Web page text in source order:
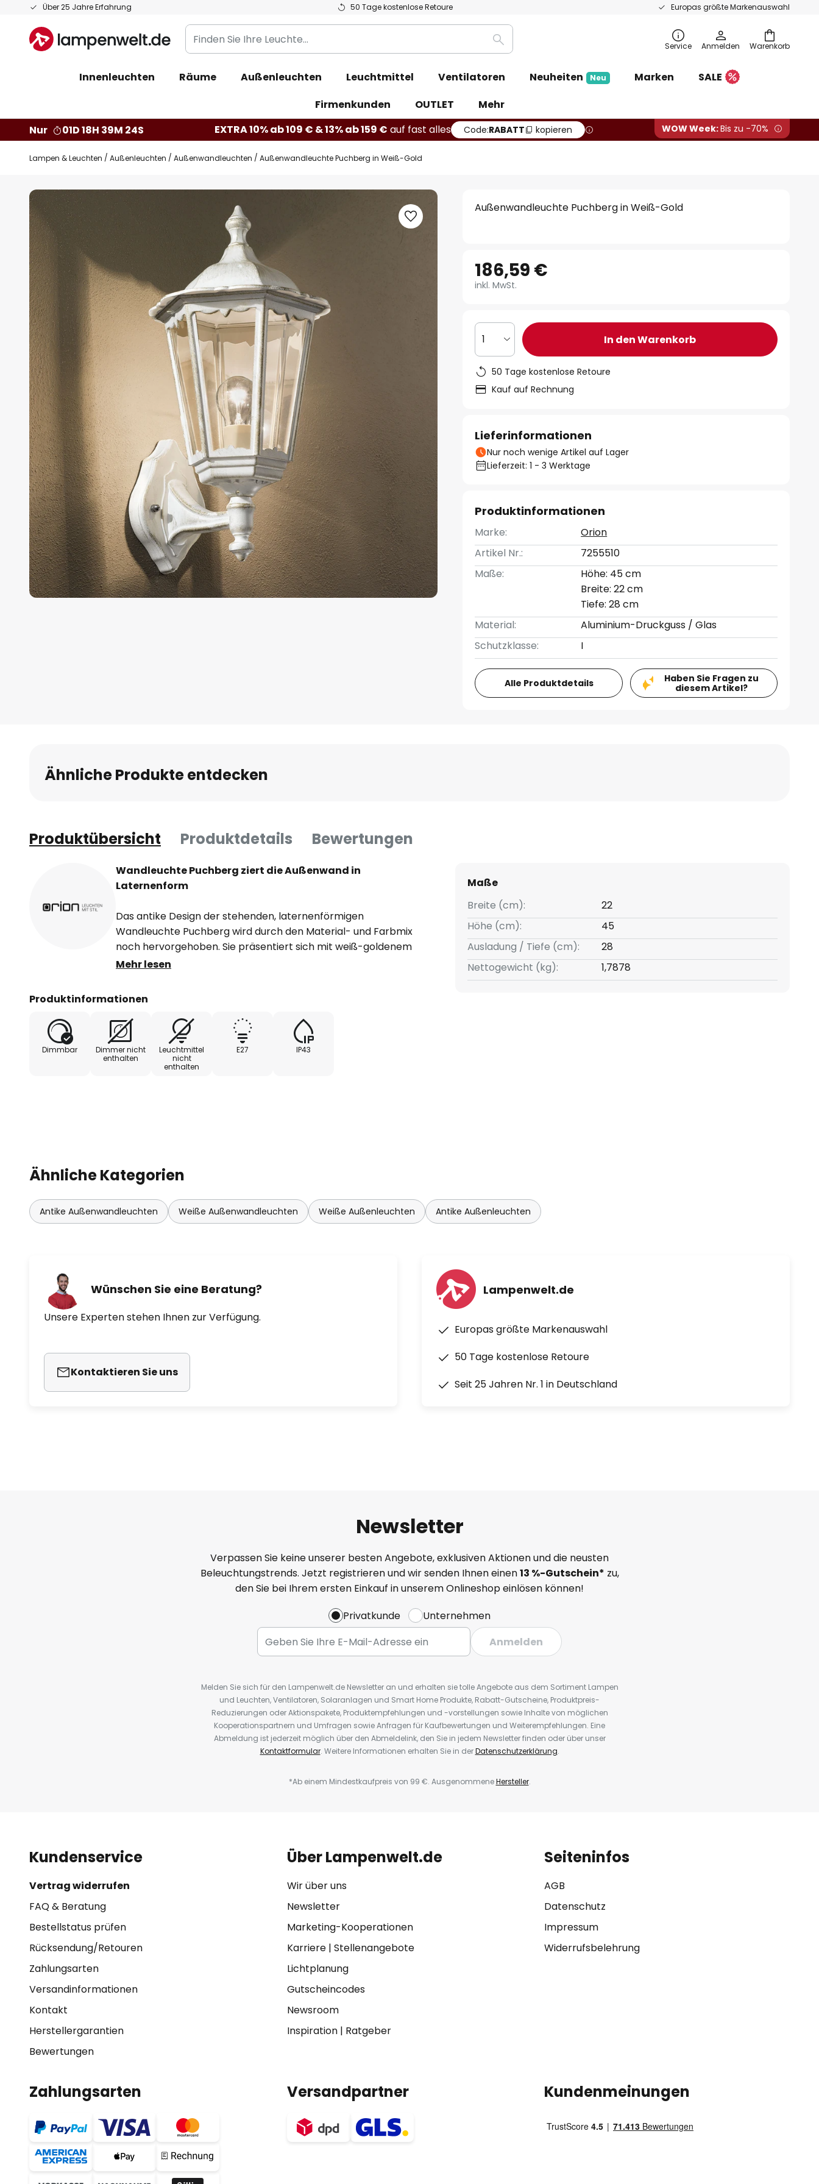
Über 25 Jahre Erfahrung 50 Tage kostenlose Retoure Europas größte Markenauswahl
Zum
springen
Warenkorb
Finden
Sie
Leuchte...
Suche Service Anmelden
Innenleuchten Räume Außenleuchten Leuchtmittel Ventilatoren Neuheiten Neu Marken
SALE
Firmenkunden
OUTLET
Mehr
Nur
01D 18H 39M 23S EXTRA 10% ab 109 € & 13% ab 159 € auf fast alles Code:RABATT kopieren WOW Week:Bis zu -70%
Lampen & Leuchten Außenleuchten Außenwandleuchten Außenwandleuchte Puchberg in Weiß-Gold
Zum
Ende
der
Bildgalerie
springen
Außenwandleuchte Puchberg in Weiß-Gold
186,59 €
inkl. MwSt.
1 In den Warenkorb
50 Tage kostenlose Retoure
Kauf auf Rechnung
Lieferinformationen
Nur noch wenige Artikel auf Lager
Lieferzeit: 1 - 3 Werktage
Produktinformationen
Marke:
Orion
Artikel Nr.:
7255510
Maße:
Höhe: 45 cm
Breite: 22 cm
Tiefe: 28 cm
Material:
Aluminium-Druckguss / Glas
Schutzklasse:
I
Alle Produktdetails
Haben Sie Fragen zu
diesem Artikel?
Ähnliche Produkte entdecken
Produktübersicht Produktdetails Bewertungen
Wandleuchte Puchberg ziert die Außenwand in
Laternenform
Das antike Design der stehenden, laternenförmigen
Wandleuchte Puchberg wird durch den Material- und Farbmix
noch hervorgehoben. Sie präsentiert sich mit weiß-goldenem
Gestell und farblich dazu passenden rauchgrauen Gläsern, die
Tagsüber setzt Puchberg ansprechende Akzente in der
im Eingangsbereich. Sowohl einzeln wie auch im Arrangement
angebracht wird diese Wandleuchte zum Blickfang.
Mehr lesen
Produktinformationen
Dimmbar
Dimmer nicht
enthalten
Leuchtmittel
nicht
enthalten
E27 IP43
Maße
Breite (cm):
22
Höhe (cm):
45
Ausladung / Tiefe (cm):
28
Nettogewicht (kg):
1,7878
Ähnliche Kategorien
Antike Außenwandleuchten Weiße Außenwandleuchten Weiße Außenleuchten Antike Außenleuchten
Wünschen Sie eine Beratung?
Unsere Experten stehen Ihnen zur Verfügung.
Kontaktieren Sie uns
Lampenwelt.de
Europas größte Markenauswahl
50 Tage kostenlose Retoure
Seit 25 Jahren Nr. 1 in Deutschland
Newsletter
Verpassen Sie keine unserer besten Angebote, exklusiven Aktionen und die neusten
Beleuchtungstrends. Jetzt registrieren und wir senden Ihnen einen13 %-Gutschein* zu,
den Sie bei Ihrem ersten Einkauf in unserem Onlineshop einlösen können!
Privatkunde
Unternehmen
Anmelden
Melden Sie sich für den Lampenwelt.de Newsletter an und erhalten sie tolle Angebote aus dem Sortiment Lampen
und Leuchten, Ventilatoren, Solaranlagen und Smart Home Produkte, Rabatt-Gutscheine, Produktpreis-
Reduzierungen oder Aktionspakete, Produktempfehlungen und -vorstellungen sowie Inhalte von möglichen
Kooperationspartnern und Umfragen sowie Anfragen für Kaufbewertungen und Weiterempfehlungen. Eine
Abmeldung ist jederzeit möglich über den Abmeldelink, den Sie in jedem Newsletter finden oder über unser
Kontaktformular. Weitere Informationen erhalten Sie in derDatenschutzerklärung.
*Ab einem Mindestkaufpreis von 99 €. AusgenommeneHersteller.
Kundenservice
Vertrag widerrufen
FAQ & Beratung
Bestellstatus prüfen
Rücksendung/Retouren
Zahlungsarten
Versandinformationen
Kontakt
Herstellergarantien
Bewertungen
Über Lampenwelt.de
Wir über uns
Newsletter
Marketing-Kooperationen
Karriere| Stellenangebote
Lichtplanung
Gutscheincodes
Newsroom
Inspiration| Ratgeber
Seiteninfos
AGB
Datenschutz
Impressum
Widerrufsbelehrung
Zahlungsarten Versandpartner Kundenmeinungen